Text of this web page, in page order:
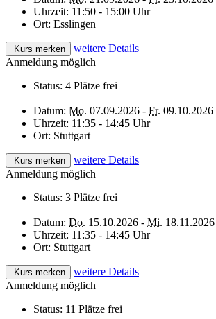
Uhrzeit: 11:50 - 15:00 Uhr
Ort: Esslingen
Kurs merken
weitere Details
Anmeldung möglich
Status: 4 Plätze frei
Datum: Mo. 07.09.2026 - Fr. 09.10.2026
Uhrzeit: 11:35 - 14:45 Uhr
Ort: Stuttgart
Kurs merken
weitere Details
Anmeldung möglich
Status: 3 Plätze frei
Datum: Do. 15.10.2026 - Mi. 18.11.2026
Uhrzeit: 11:35 - 14:45 Uhr
Ort: Stuttgart
Kurs merken
weitere Details
Anmeldung möglich
Status: 11 Plätze frei